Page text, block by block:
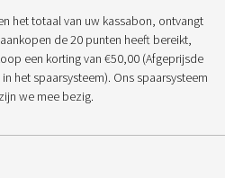
het totaal van uw kassabon, ontvangt
de 20 punten heeft bereikt,
een korting van €50,00 (Afgeprijsde
het spaarsysteem). Ons spaarsysteem
we mee bezig.